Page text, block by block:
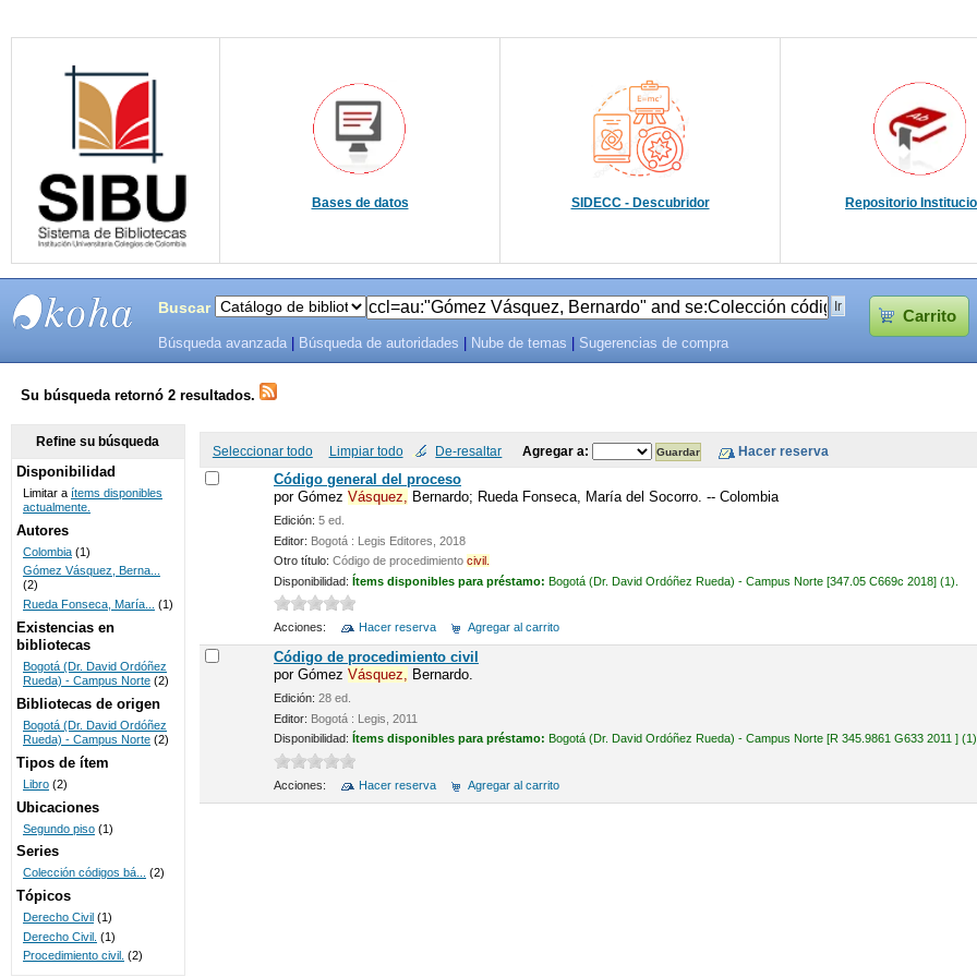
Bases de datos SIDECC - Descubridor Repositorio
SISTEMAS
DE
BIBLIOTECAS
UNICOC
Buscar Carrito
Búsqueda avanzada Búsqueda de autoridades Nube de temas Sugerencias de compra
Su búsqueda retornó 2 resultados.
Seleccionar todo Limpiar todo De-resaltar Agregar a:
Código general del proceso
por Gómez Vásquez, Bernardo; Rueda Fonseca, María del Socorro. -- Colombia
Edición: 5 ed.
Editor: Bogotá : Legis Editores, 2018
Otro título: Código de procedimiento civil.
Disponibilidad: Ítems disponibles para préstamo: Bogotá (Dr. David Ordóñez Rueda) - Campus Norte [347.05 C669c 2018] (1).
Acciones: Hacer reserva Agregar al carrito
Código de procedimiento civil
por Gómez Vásquez, Bernardo.
Edición: 28 ed.
Editor: Bogotá : Legis, 2011
Disponibilidad: Ítems disponibles para préstamo: Bogotá (Dr. David Ordóñez Rueda) - Campus Norte [R 345.9861 G633 2011 ]
Acciones: Hacer reserva Agregar al carrito
Refine su búsqueda
Disponibilidad
Limitar a ítems disponibles
actualmente.
Autores
Colombia (1)
Gómez Vásquez, Berna...
(2)
Rueda Fonseca, María...
(1)
Existencias en
bibliotecas
Bogotá (Dr. David Ordóñez
Rueda) - Campus Norte (2)
Bibliotecas de origen
Bogotá (Dr. David Ordóñez
Rueda) - Campus Norte (2)
Tipos de ítem
Libro (2)
Ubicaciones
Segundo piso (1)
Series
Colección códigos bá... (2)
Tópicos
Derecho Civil (1)
Derecho Civil. (1)
Procedimiento civil. (2)